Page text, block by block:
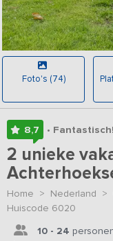
Foto's (74)
8,7 • Fantastisch!
2 unieke
Home > Nederland >
Huiscode 6020
10 - 24